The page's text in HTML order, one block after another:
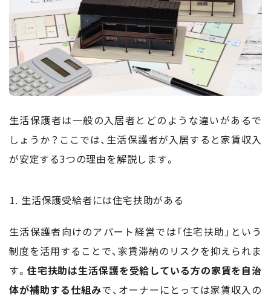
生活保護者は一般の入居者とどのような違いがあるで
しょうか？ここでは、生活保護者が入居すると家賃収入
が安定する3つの理由を解説します。
生活保護受給者には住宅扶助がある
生活保護者向けのアパート経営では「住宅扶助」という
制度を活用することで、家賃滞納のリスクを抑えられま
す。 住宅扶助は生活保護を受給している方の家賃を自治
体が補助する仕組みで、オーナーにとっては家賃収入の